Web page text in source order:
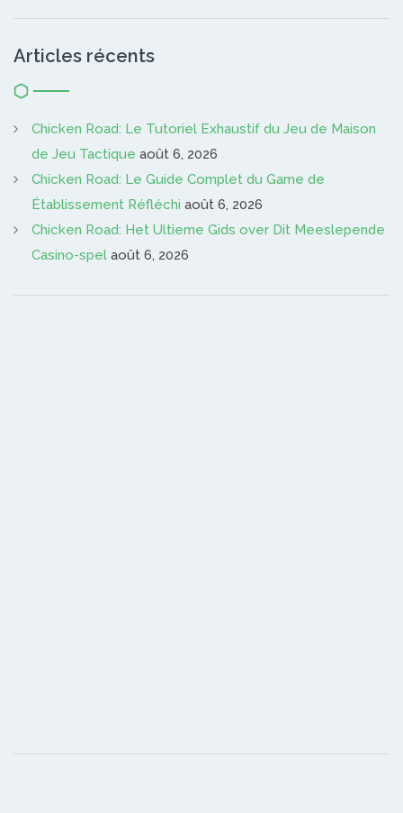
Articles récents
Chicken Road: Le Tutoriel Exhaustif du Jeu de Maison
de Jeu Tactique août 6, 2026
Chicken Road: Le Guide Complet du Game de
Établissement Réfléchi août 6, 2026
Chicken Road: Het Ultieme Gids over Dit Meeslepende
Casino-spel août 6, 2026